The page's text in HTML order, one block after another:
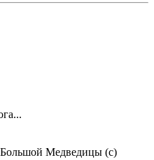
Медведицы (с)